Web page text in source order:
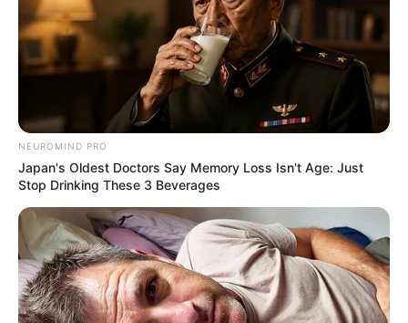
NEUROMIND PRO
Japan's Oldest Doctors Say Memory Loss Isn't Age: Just
Stop Drinking These 3 Beverages